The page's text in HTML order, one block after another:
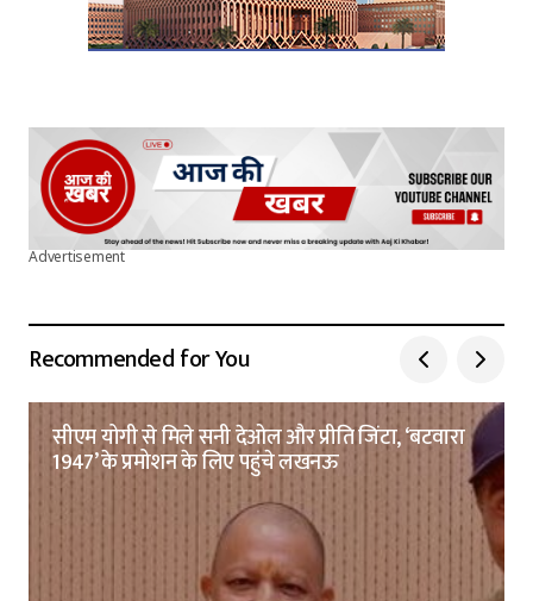
Advertisement
Recommended for You
सीएम योगी से मिले सनी देओल और प्रीति जिंटा, ‘बटवारा
1947’ के प्रमोशन के लिए पहुंचे लखनऊ